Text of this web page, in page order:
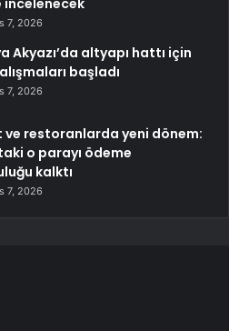
7, 2026
Akyazı’da altyapı hattı için
başladı
7, 2026
ve restoranlarda yeni dönem:
o parayı ödeme
kalktı
7, 2026